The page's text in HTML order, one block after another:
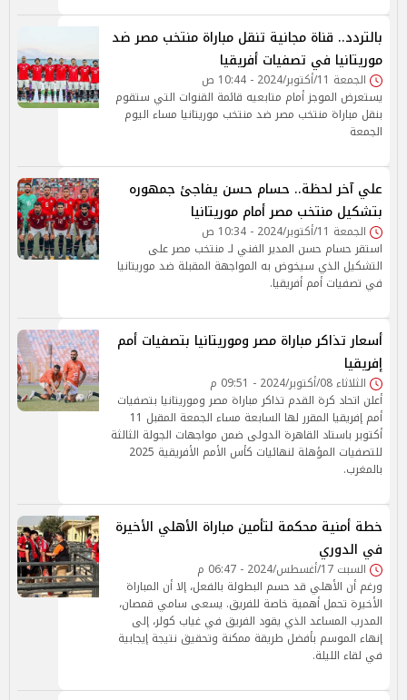
بالتردد.. قناة مجانية تنقل مباراة منتخب مصر ضد
موريتانيا في تصفيات أفريقيا
الجمعة 11/أكتوبر/2024 - 10:44 ص
يستعرض الموجز أمام متابعيه قائمة القنوات التي ستقوم
بنقل مباراة منتخب مصر ضد منتخب موريتانيا مساء اليوم
الجمعة
علي آخر لحظة.. حسام حسن يفاجئ جمهوره
بتشكيل منتخب مصر أمام موريتانيا
الجمعة 11/أكتوبر/2024 - 10:34 ص
استقر حسام حسن المدير الفني لـ منتخب مصر على
التشكيل الذي سيخوض به المواجهة المقبلة ضد موريتانيا
في تصفيات أمم أفريقيا.
أسعار تذاكر مباراة مصر وموريتانيا بتصفيات أمم
إفريقيا
الثلاثاء 08/أكتوبر/2024 - 09:51 م
أعلن اتحاد كرة القدم تذاكر مباراة مصر وموريتانيا بتصفيات
أمم إفريقيا المقرر لها السابعة مساء الجمعة المقبل 11
أكتوبر باستاد القاهرة الدولى ضمن مواجهات الجولة الثالثة
للتصفيات المؤهلة لنهائيات كأس الأمم الأفريقية 2025
بالمغرب.
خطة أمنية محكمة لتأمين مباراة الأهلي الأخيرة
في الدوري
السبت 17/أغسطس/2024 - 06:47 م
ورغم أن الأهلي قد حسم البطولة بالفعل، إلا أن المباراة
الأخيرة تحمل أهمية خاصة للفريق. يسعى سامي قمصان،
المدرب المساعد الذي يقود الفريق في غياب كولر، إلى
إنهاء الموسم بأفضل طريقة ممكنة وتحقيق نتيجة إيجابية
في لقاء الليلة.